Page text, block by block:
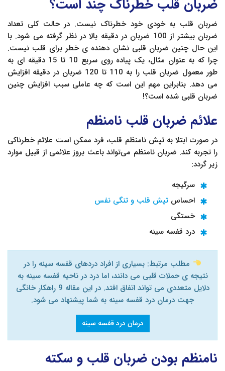
ضربان قلب خطرناک چند است؟
ضربان قلب به خودی خود خطرناک نیست. در حالت کلی تعداد
ضربان بیشتر از 100 ضربان در دقیقه بالا در نظر گرفته می شود. با
این حال چنین ضربان قلبی نشان دهنده ی خطر برای قلب نیست.
چرا که به عنوان مثال، یک پیاده روی سریع 10 تا 15 دقیقه ای به
طور معمول ضربان قلب را به 110 تا 120 ضربان در دقیقه افزایش
می دهد. بنابراین مهم این است که چه عاملی سبب افزایش چنین
ضربان قلبی شده است؟!
علائم ضربان قلب نامنظم
در صورت ابتلا به تپش نامنظم قلب، فرد ممکن است علائم خطرناکی
را تجربه کند. ضربان نامنظم می‌تواند باعث بروز علائمی از قبیل موارد
زیر گردد:
سرگیجه
احساس تپش قلب و تنگی نفس
خستگی
درد قفسه سینه
مطلب مرتبط: بسیاری از افراد دردهای قفسه سینه را در
نتیجه ی حملات قلبی می دانند، اما درد در ناحیه قفسه سینه به
دلایل متعددی می تواند اتفاق افتد. در این مقاله 9 راهکار خانگی
جهت درمان درد قفسه سینه به شما پیشنهاد می شود.
درمان درد قفسه سینه
نامنظم بودن ضربان قلب و سکته